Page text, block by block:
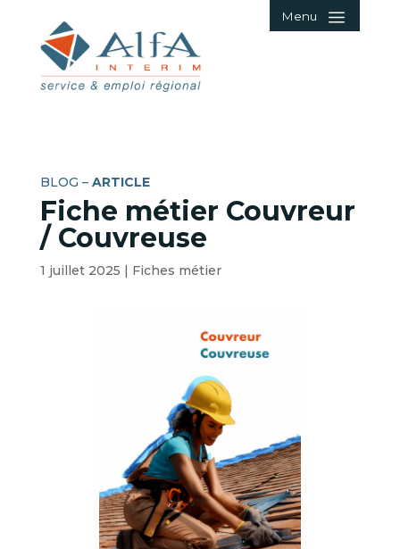
Menu
BLOG – ARTICLE
Fiche métier Couvreur
/ Couvreuse
1 juillet 2025 Fiches métier